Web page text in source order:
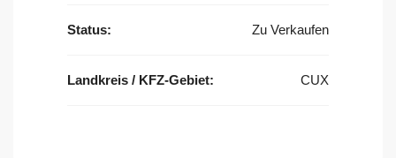
Status: Zu Verkaufen
Landkreis / KFZ-Gebiet: CUX